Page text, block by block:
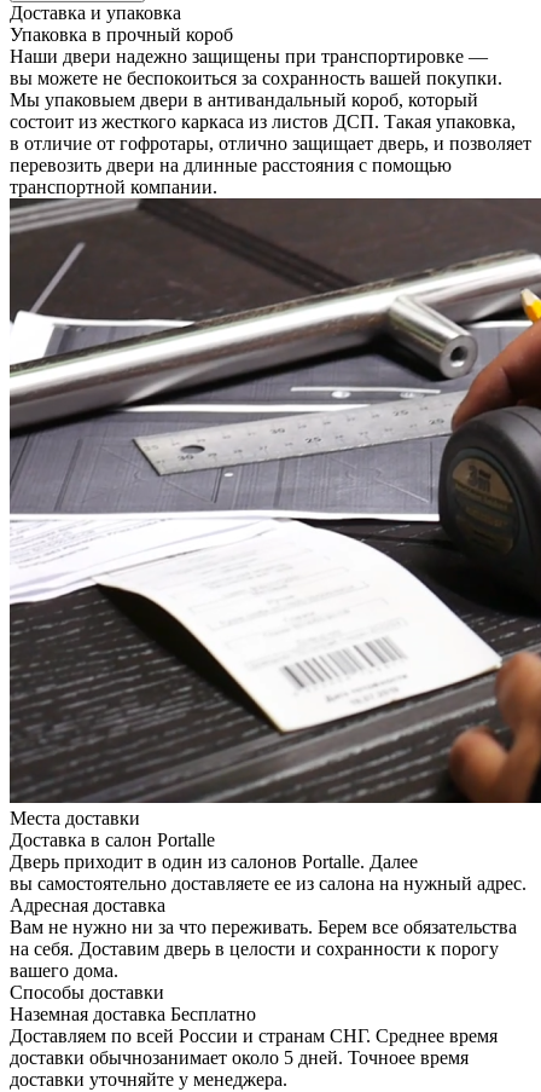
Доставка и упаковка
Упаковка в прочный короб
Наши двери надежно защищены при транспортировке —
вы можете не беспокоиться за сохранность вашей покупки.
Мы упаковыем двери в антивандальный короб, который
состоит из жесткого каркаса из листов ДСП. Такая упаковка,
в отличие от гофротары, отлично защищает дверь, и позволяет
перевозить двери на длинные расстояния с помощью
транспортной компании.
Места доставки
Доставка в салон Portalle
Дверь приходит в один из салонов Portalle. Далее
вы самостоятельно доставляете ее из салона на нужный адрес.
Адресная доставка
Вам не нужно ни за что переживать. Берем все обязательства
на себя. Доставим дверь в целости и сохранности к порогу
вашего дома.
Способы доставки
Наземная доставка Бесплатно
Доставляем по всей России и странам СНГ. Среднее время
доставки обычнозанимает около 5 дней. Точноее время
доставки уточняйте у менеджера.